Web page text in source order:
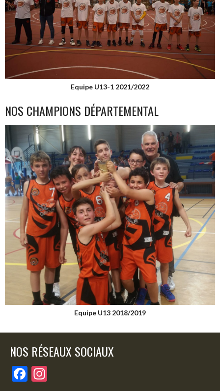
Equipe U13-1 2021/2022
NOS CHAMPIONS DÉPARTEMENTAL
Equipe U13 2018/2019
NOS RÉSEAUX SOCIAUX
F